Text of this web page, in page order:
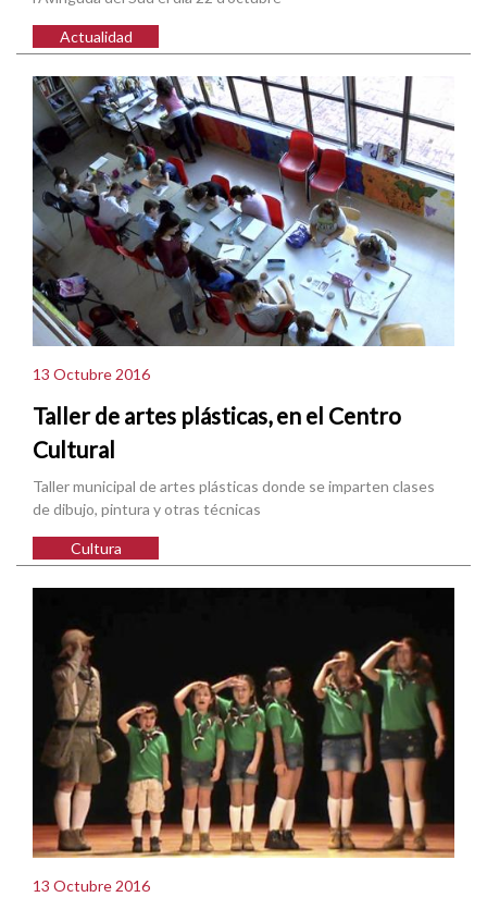
Actualidad
13 Octubre 2016
Taller de artes plásticas, en el Centro
Cultural
Taller municipal de artes plásticas donde se imparten clases
de dibujo, pintura y otras técnicas
Cultura
13 Octubre 2016